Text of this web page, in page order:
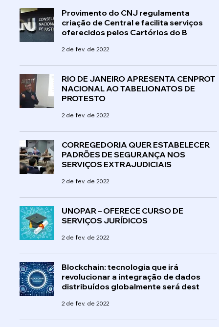
Provimento do CNJ regulamenta
criação de Central e facilita serviços
oferecidos pelos Cartórios do B
2 de fev. de 2022
RIO DE JANEIRO APRESENTA CENPROT
NACIONAL AO TABELIONATOS DE
PROTESTO
2 de fev. de 2022
CORREGEDORIA QUER ESTABELECER
PADRÕES DE SEGURANÇA NOS
SERVIÇOS EXTRAJUDICIAIS
2 de fev. de 2022
UNOPAR – OFERECE CURSO DE
SERVIÇOS JURÍDICOS
2 de fev. de 2022
Blockchain: tecnologia que irá
revolucionar a integração de dados
distribuídos globalmente será dest
2 de fev. de 2022